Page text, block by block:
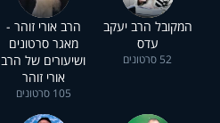
המקובל הרב יעקב
עדס
52 סרטונים
הרב אורי זוהר -
מאגר סרטונים
ושיעורים של הרב
אורי זוהר
105 סרטונים